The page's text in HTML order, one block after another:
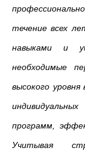
течение всех
навыками и
необходимые
высокого
программ,
Учитывая